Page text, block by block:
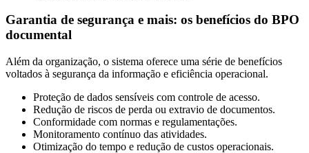
Garantia de segurança e mais: os benefícios do BPO
documental
Além da organização, o sistema oferece uma série de benefícios
voltados à segurança da informação e eficiência operacional.
Proteção de dados sensíveis com controle de acesso.
Redução de riscos de perda ou extravio de documentos.
Conformidade com normas e regulamentações.
Monitoramento contínuo das atividades.
Otimização do tempo e redução de custos operacionais.